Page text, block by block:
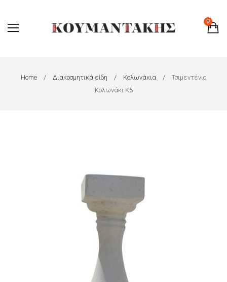
0
Home Διακοσμητικά είδη Κολωνάκια
Τσιμεντένιο
Κολωνάκι Κ5